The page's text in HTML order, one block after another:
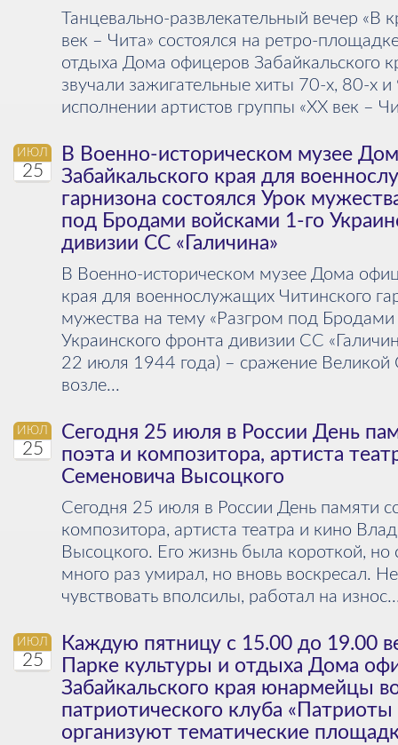
Танцевально-развлекательный вечер «В
век – Чита» состоялся на ретро-
отдыха Дома офицеров Забайкальского
звучали зажигательные хиты 70-х, 80-х и
исполнении артистов группы «ХХ век –
ИЮЛ
25
В Военно-историческом музее
Забайкальского края для
гарнизона состоялся Урок
под Бродами войсками 1-го
дивизии СС «Галичина»
В Военно-историческом музее Дома
края для военнослужащих Читинского
мужества на тему «Разгром под Бродами
Украинского фронта дивизии СС
22 июля 1944 года) – сражение Великой
возле...
ИЮЛ
25
Сегодня 25 июля в России День
поэта и композитора, артиста
Семеновича Высоцкого
Сегодня 25 июля в России День памяти
композитора, артиста театра и кино
Высоцкого. Его жизнь была короткой,
много раз умирал, но вновь воскресал.
чувствовать вполсилы, работал на
ИЮЛ
25
Каждую пятницу с 15.00 до 19.00
Парке культуры и отдыха Дома
Забайкальского края юнармейцы
патриотического клуба «Патриоты
организуют тематические